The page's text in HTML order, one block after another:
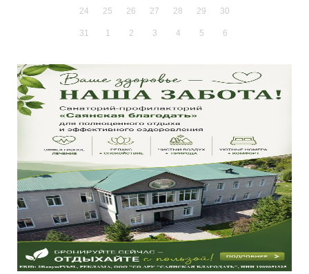
24 25 26 27 28 29 30
31 1 2 3 4 5 6